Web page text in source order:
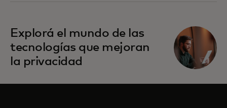
Explorá el mundo de las
tecnologías que mejoran
la privacidad
se abre en una pestaña nueva